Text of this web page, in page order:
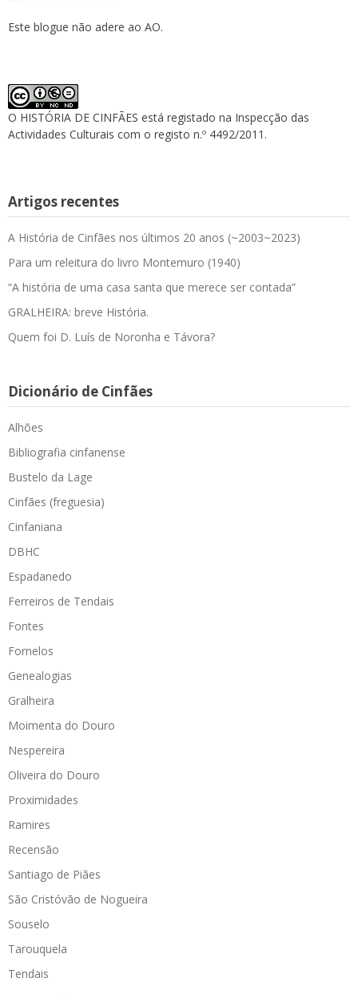
Este blogue não adere ao AO.
O HISTÓRIA DE CINFÃES está registado na Inspecção das
Actividades Culturais com o registo n.º 4492/2011.
Artigos recentes
A História de Cinfães nos últimos 20 anos (~2003~2023)
Para um releitura do livro Montemuro (1940)
“A história de uma casa santa que merece ser contada”
GRALHEIRA: breve História.
Quem foi D. Luís de Noronha e Távora?
Dicionário de Cinfães
Alhões
Bibliografia cinfanense
Bustelo da Lage
Cinfães (freguesia)
Cinfaniana
DBHC
Espadanedo
Ferreiros de Tendais
Fontes
Fornelos
Genealogias
Gralheira
Moimenta do Douro
Nespereira
Oliveira do Douro
Proximidades
Ramires
Recensão
Santiago de Piães
São Cristóvão de Nogueira
Souselo
Tarouquela
Tendais